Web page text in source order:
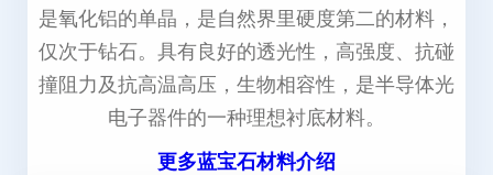
是氧化铝的单晶，是自然界里硬度第二的材料，
仅次于钻石。具有良好的透光性，高强度、抗碰
撞阻力及抗高温高压，生物相容性，是半导体光
电子器件的一种理想衬底材料。
更多蓝宝石材料介绍